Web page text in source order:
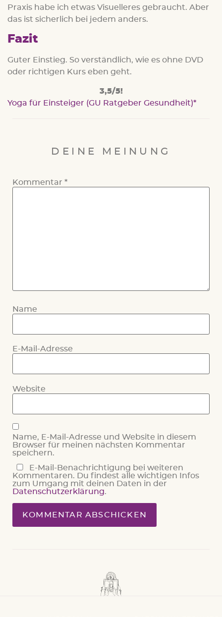
Praxis habe ich etwas Visuelleres gebraucht. Aber
das ist sicherlich bei jedem anders.
Fazit
Guter Einstieg. So verständlich, wie es ohne DVD
oder richtigen Kurs eben geht.
3,5/5!
Yoga für Einsteiger (GU Ratgeber Gesundheit)
DEINE MEINUNG
Kommentar *
Name
E-Mail-Adresse
Website
Name, E-Mail-Adresse und Website in diesem
Browser für meinen nächsten Kommentar
speichern.
E-Mail-Benachrichtigung bei weiteren
Kommentaren. Du findest alle wichtigen Infos
zum Umgang mit deinen Daten in der
Datenschutzerklärung.